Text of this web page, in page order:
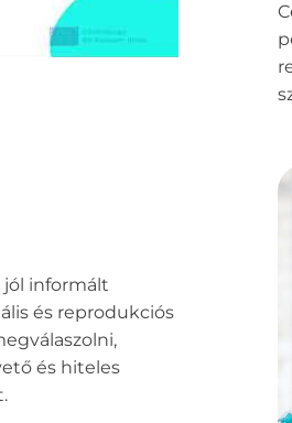
informált
és reprodukciós
és hiteles